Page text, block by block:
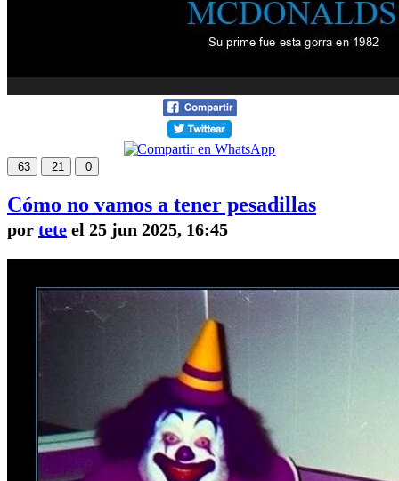
63 21 0
Cómo no vamos a tener pesadillas
por tete el 25 jun 2025, 16:45